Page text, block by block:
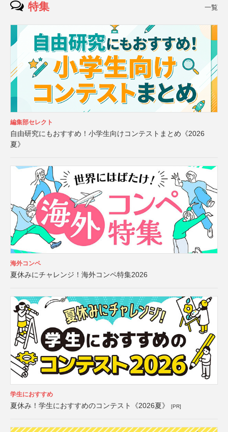
特集 一覧
編集部セレクト
自由研究にもおすすめ！小学生向けコンテストまとめ《2026
夏》
海外コンペ
夏休みにチャレンジ！海外コンペ特集2026
学生におすすめ
夏休み！学生におすすめのコンテスト《2026夏》 [PR]